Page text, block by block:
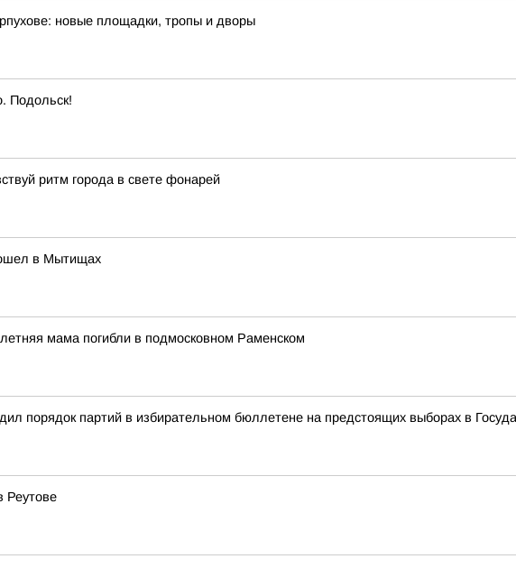
новые площадки, тропы и дворы
Подольск!
ритм города в свете фонарей
в Мытищах
мама погибли в подмосковном Раменском
порядок партий в избирательном бюллетене на предстоящих выборах в
Реутове